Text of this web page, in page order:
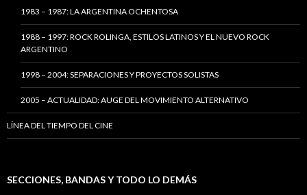
1983 – 1987: LA ARGENTINA OCHENTOSA
1988 – 1997: ROCK ROLINGA, ESTILOS LATINOS Y EL NUEVO ROCK
ARGENTINO
1998 – 2004: SEPARACIONES Y PROYECTOS SOLISTAS
2005 – ACTUALIDAD: AUGE DEL MOVIMIENTO ALTERNATIVO
LÍNEA DEL TIEMPO DEL CINE
SECCIONES, BANDAS Y TODO LO DEMÁS